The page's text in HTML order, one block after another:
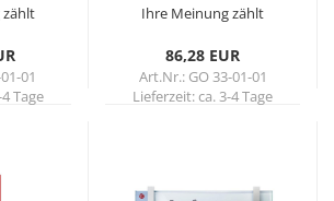
zählt
01
Tage
Ihre Meinung zählt
86,28 EUR
Art.Nr.: GO 33-01-01
Lieferzeit:ca. 3-4 Tage